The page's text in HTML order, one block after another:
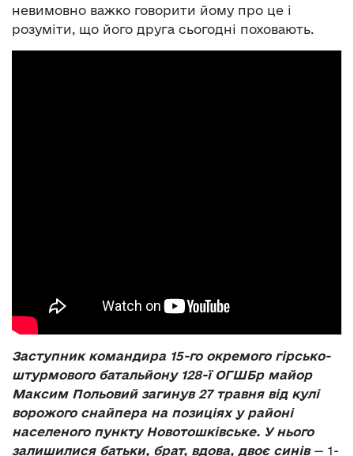
невимовно важко говорити йому про це і
розуміти, що його друга сьогодні поховають.
Заступник командира 15-го окремого гірсько-
штурмового батальйону 128-ї ОГШБр майор
Максим Польовий загинув 27 травня від кулі
ворожого снайпера на позиціях у районі
населеного пункту Новотошківське. У нього
залишилися батьки, брат, вдова, двоє синів ­ — 1-